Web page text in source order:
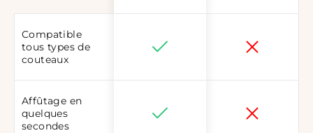
Compatible
tous types de
couteaux
Affûtage en
quelques
secondes